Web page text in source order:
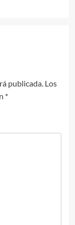
publicada. Los
*